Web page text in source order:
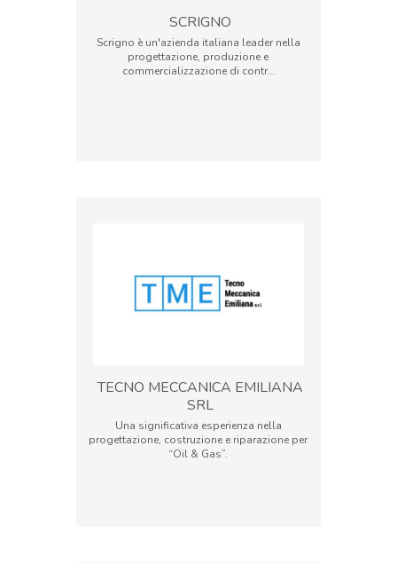
SCRIGNO
Scrigno è un'azienda italiana leader nella
progettazione, produzione e
commercializzazione di contr…
TECNO MECCANICA EMILIANA
SRL
Una significativa esperienza nella
progettazione, costruzione e riparazione per
“Oil & Gas”.